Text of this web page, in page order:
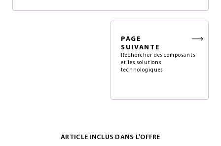
PAGE
SUIVANTE
Rechercher des composants
et les solutions
technologiques
ARTICLE INCLUS DANS L'OFFRE